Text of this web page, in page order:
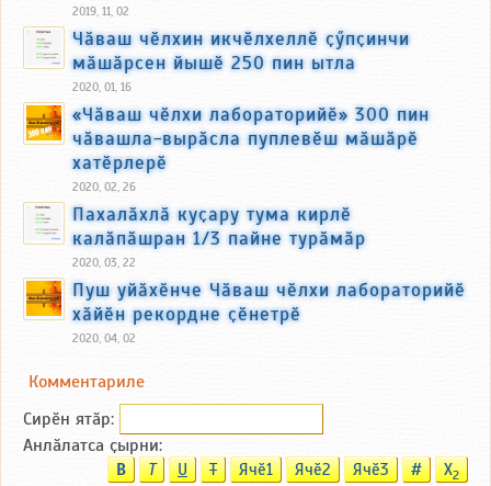
2019, 11, 02
Чӑваш чӗлхин икчӗлхеллӗ ҫӳпҫинчи
мӑшӑрсен йышӗ 250 пин ытла
2020, 01, 16
«Чӑваш чӗлхи лабораторийӗ» 300 пин
чӑвашла-вырӑсла пуплевӗш мӑшӑрӗ
хатӗрлерӗ
2020, 02, 26
Пахалӑхлӑ куҫару тума кирлӗ
калӑпӑшран 1/3 пайне турӑмӑр
2020, 03, 22
Пуш уйӑхӗнче Чӑваш чӗлхи лабораторийӗ
хӑйӗн рекордне ҫӗнетрӗ
2020, 04, 02
Комментариле
Сирӗн ятӑp:
Анлӑлатса ҫырни:
B T U T Ячӗ1 Ячӗ2 Ячӗ3 # X2